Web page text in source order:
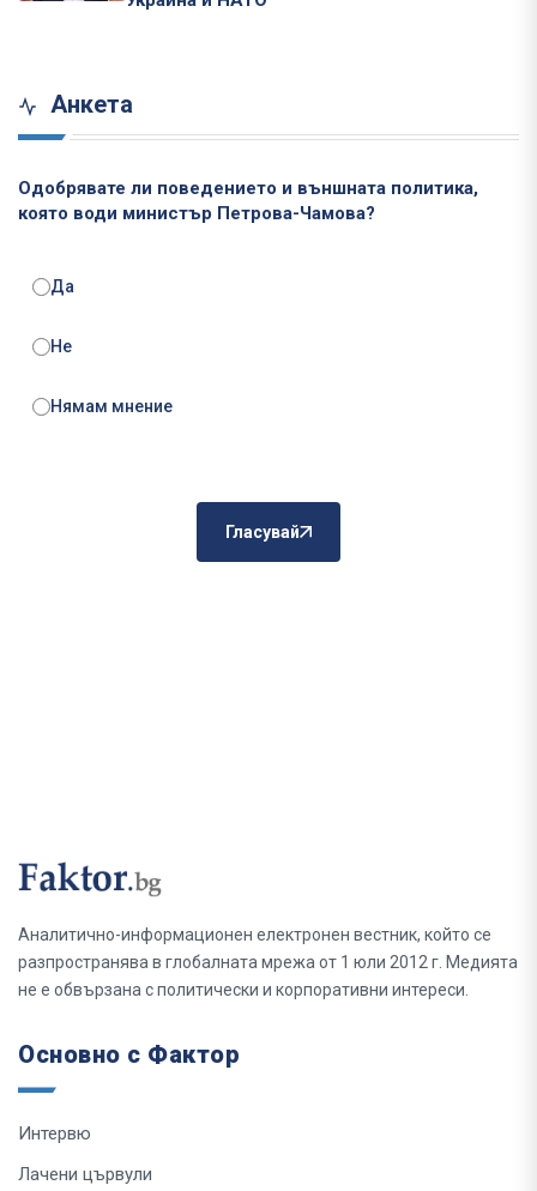
Анкета
Одобрявате ли поведението и външната политика,
която води министър Петрова-Чамова?
Да
Не
Нямам мнение
Гласувай
Аналитично-информационен електронен вестник, който се
разпространява в глобалната мрежа от 1 юли 2012 г. Медията
не е обвързана с политически и корпоративни интереси.
Основно с Фактор
Интервю
Лачени цървули